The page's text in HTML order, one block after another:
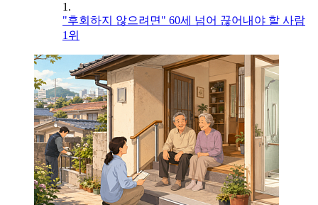
1.
"후회하지 않으려면" 60세 넘어 끊어내야 할 사람
1위